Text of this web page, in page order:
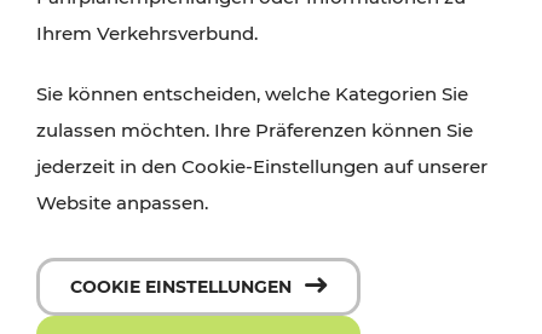
Ihrem Verkehrsverbund.
Sie können entscheiden, welche Kategorien Sie
zulassen möchten. Ihre Präferenzen können Sie
jederzeit in den Cookie-Einstellungen auf unserer
Website anpassen.
COOKIE EINSTELLUNGEN